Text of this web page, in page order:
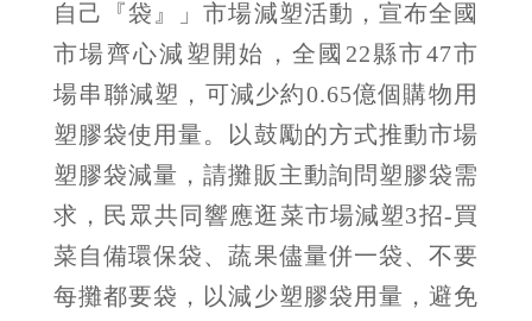
自己『袋』」市場減塑活動，宣布全國
市場齊心減塑開始，全國22縣市47市
場串聯減塑，可減少約0.65億個購物用
塑膠袋使用量。以鼓勵的方式推動市場
塑膠袋減量，請攤販主動詢問塑膠袋需
求，民眾共同響應逛菜市場減塑3招-買
菜自備環保袋、蔬果儘量併一袋、不要
每攤都要袋，以減少塑膠袋用量，避免